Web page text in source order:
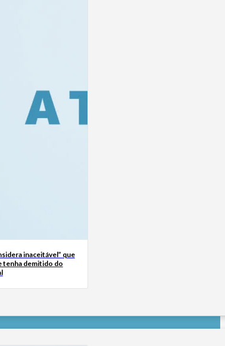
inaceitável” que
tenha demitido do